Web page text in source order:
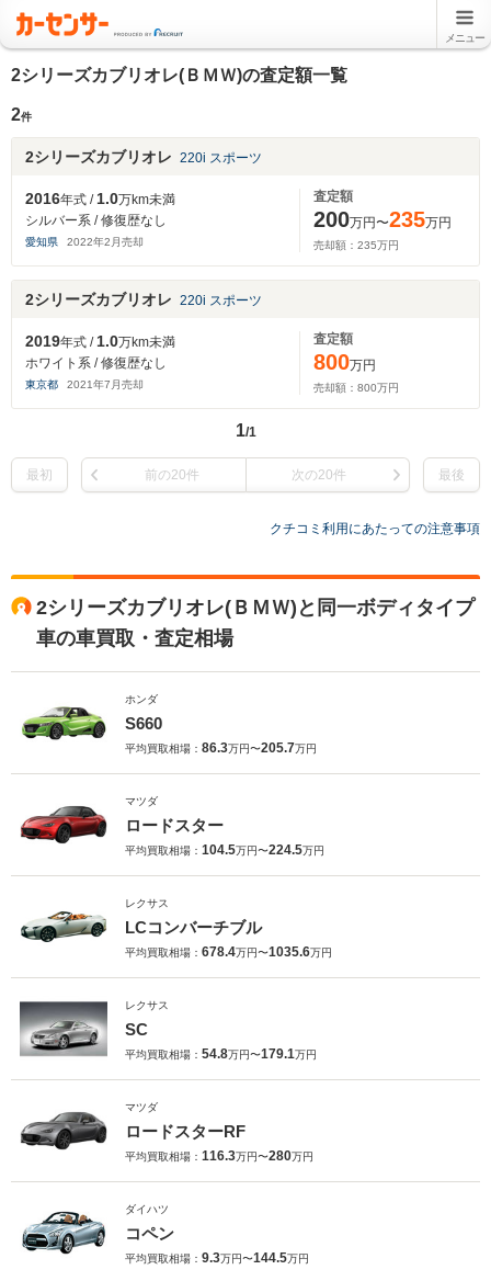
メニュー
2シリーズカブリオレ(ＢＭＷ)の査定額一覧
2件
2シリーズカブリオレ 220i スポーツ
2016年式 / 1.0万km未満
シルバー系 / 修復歴なし
愛知県 2022年2 月売却
査定額
200万円〜235万円
売却額： 235万円
2シリーズカブリオレ 220i スポーツ
2019年式 / 1.0万km未満
ホワイト系 / 修復歴なし
東京都 2021年7 月売却
査定額
800万円
売却額： 800万円
1/1
最初 前の20件 次の20件 最後
クチコミ利用にあたっての注意事項
2シリーズカブリオレ(ＢＭＷ)と同一ボディタイプ
車の車買取・査定相場
ホンダ
S660
平均買取相場： 86.3万円〜205.7万円
マツダ
ロードスター
平均買取相場： 104.5万円〜224.5万円
レクサス
LCコンバーチブル
平均買取相場： 678.4万円〜1035.6万円
レクサス
SC
平均買取相場： 54.8万円〜179.1万円
マツダ
ロードスターRF
平均買取相場： 116.3万円〜280万円
ダイハツ
コペン
平均買取相場： 9.3万円〜144.5万円